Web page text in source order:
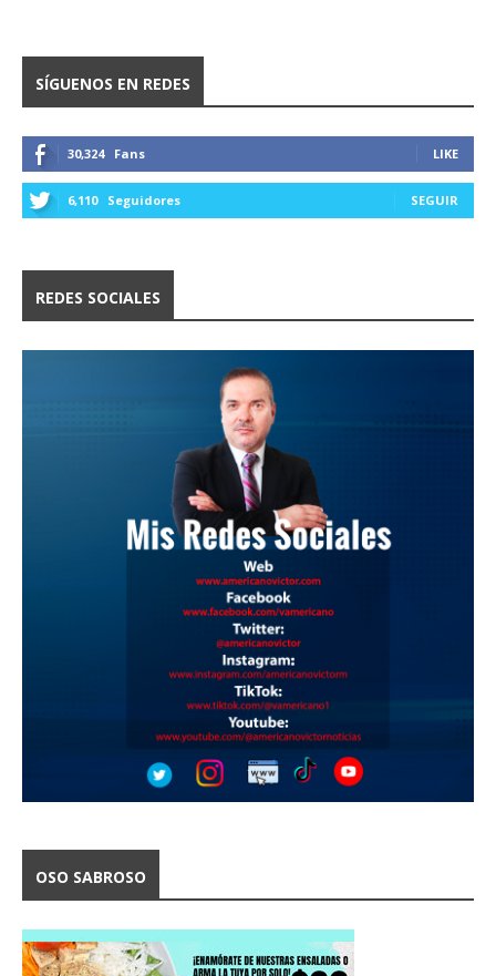
SÍGUENOS EN REDES
30,324 Fans LIKE
6,110 Seguidores SEGUIR
REDES SOCIALES
OSO SABROSO